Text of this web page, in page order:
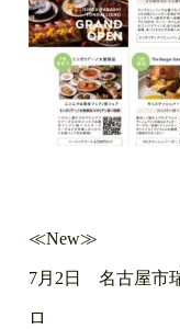
≪New≫
7月2日 名古屋市
ロ